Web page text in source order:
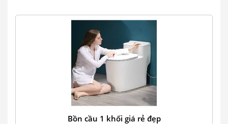
Bồn cầu 1 khối giá rẻ đẹp